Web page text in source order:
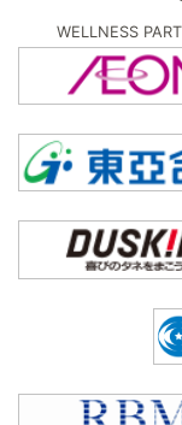
WELLNESS